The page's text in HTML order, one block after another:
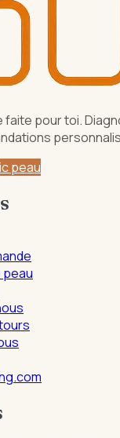
faite pour toi.
peau
peau